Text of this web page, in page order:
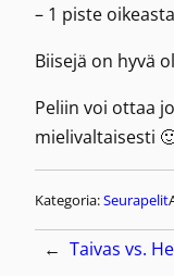
– 1 piste
Biisejä on hyvä
Peliin voi ottaa
mielivaltaisesti
Kategoria:Seurapelit
← Taivas vs.